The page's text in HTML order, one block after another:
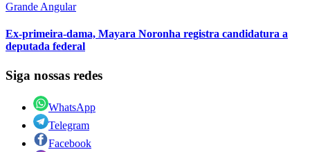
Grande Angular
Ex-primeira-dama, Mayara Noronha registra candidatura a
deputada federal
Siga nossas redes
WhatsApp
Telegram
Facebook